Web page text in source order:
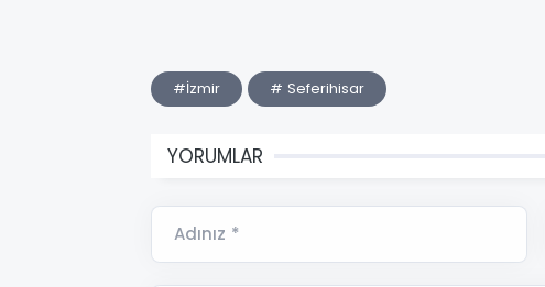
#İzmir # Seferihisar
YORUMLAR
Adınız *